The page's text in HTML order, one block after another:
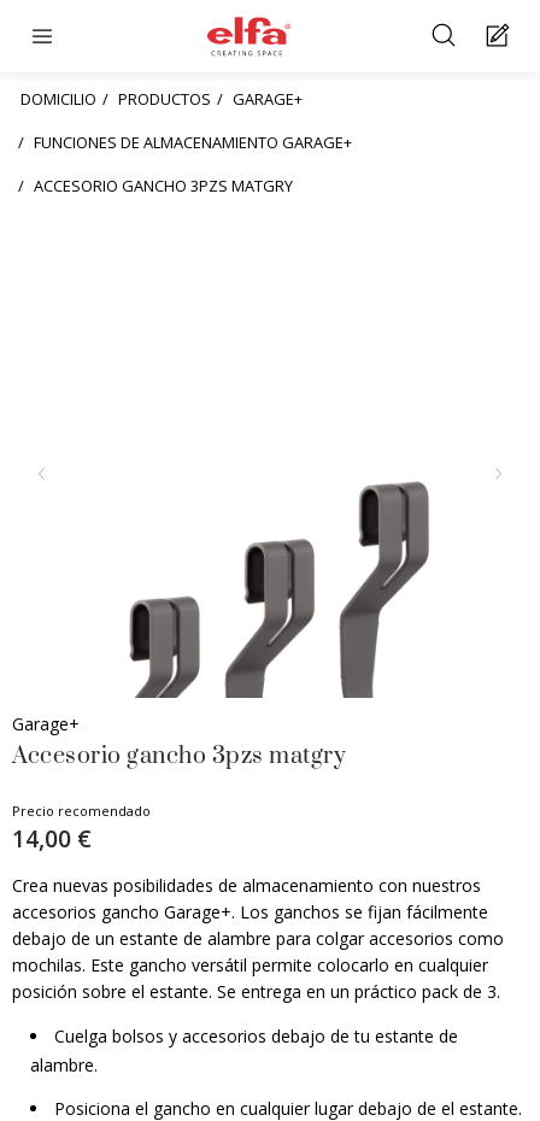
DOMICILIO PRODUCTOS
GARAGE+
FUNCIONES DE ALMACENAMIENTO GARAGE+
ACCESORIO GANCHO 3PZS MATGRY
Garage+
Accesorio gancho 3pzs matgry
Precio recomendado
14,00 €
Crea nuevas posibilidades de almacenamiento con nuestros
accesorios gancho Garage+. Los ganchos se fijan fácilmente
debajo de un estante de alambre para colgar accesorios como
mochilas. Este gancho versátil permite colocarlo en cualquier
posición sobre el estante. Se entrega en un práctico pack de 3.
Cuelga bolsos y accesorios debajo de tu estante de
alambre.
Posiciona el gancho en cualquier lugar debajo de el estante.